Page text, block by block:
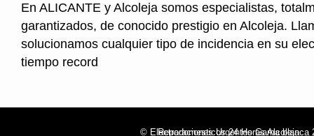
En ALICANTE y Alcoleja somos especialistas,
garantizados, de conocido prestigio en Alcoleja.
solucionamos cualquier tipo de incidencia en su
tiempo record
© Electrodomesticos 24 Horas Alcoleja
Reparaciones UrgentesGama blanca